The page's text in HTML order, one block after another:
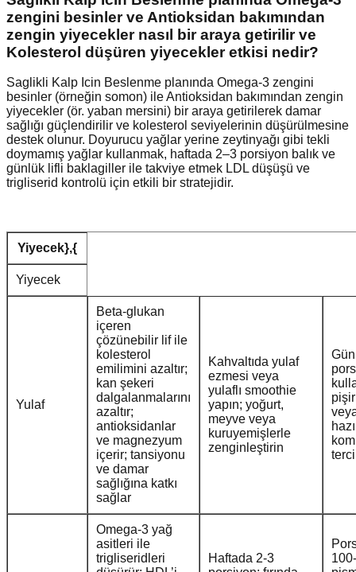
zengini besinler ve Antioksidan bakımından
zengin yiyecekler nasıl bir araya getirilir ve
Kolesterol düşüren yiyecekler etkisi nedir?
Saglikli Kalp Icin Beslenme planında Omega-3 zengini
besinler (örneğin somon) ile Antioksidan bakımından zengin
yiyecekler (ör. yaban mersini) bir araya getirilerek damar
sağlığı güçlendirilir ve kolesterol seviyelerinin düşürülmesine
destek olunur. Doyurucu yağlar yerine zeytinyağı gibi tekli
doymamış yağlar kullanmak, haftada 2–3 porsiyon balık ve
günlük lifli baklagiller ile takviye etmek LDL düşüşü ve
trigliserid kontrolü için etkili bir stratejidir.
Yiyecek},{
Yiyecek
Yulaf
Beta-glukan
içeren
çözünebilir lif ile
kolesterol
emilimini azaltır;
kan şekeri
dalgalanmalarını
azaltır;
antioksidanlar
ve magnezyum
içerir; tansiyonu
ve damar
sağlığına katkı
sağlar
Kahvaltıda yulaf
ezmesi veya
yulaflı smoothie
yapın; yoğurt,
meyve veya
kuruyemişlerle
zenginleştirin
Omega-3 yağ
asitleri ile
trigliseridleri
Haftada 2-3